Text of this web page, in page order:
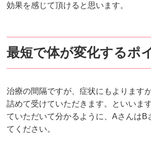
効果を感じて頂けると思います。
最短で体が変化するポ
治療の間隔ですが、症状にもよります
詰めて受けていただきます。といいま
ていただいて分かるように、AさんはB
てください。